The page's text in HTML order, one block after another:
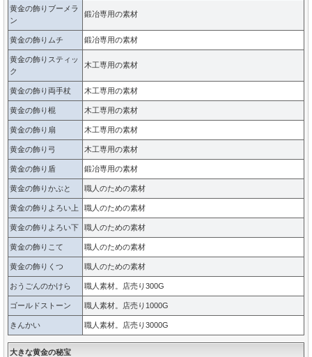
黄金の飾りブーメラ
ン
鍛冶専用の素材
黄金の飾りムチ 鍛冶専用の素材
黄金の飾りスティッ
ク
木工専用の素材
黄金の飾り両手杖 木工専用の素材
黄金の飾り棍 木工専用の素材
黄金の飾り扇 木工専用の素材
黄金の飾り弓 木工専用の素材
黄金の飾り盾 鍛冶専用の素材
黄金の飾りかぶと 職人のための素材
黄金の飾りよろい上 職人のための素材
黄金の飾りよろい下 職人のための素材
黄金の飾りこて 職人のための素材
黄金の飾りくつ 職人のための素材
おうごんのかけら 職人素材。店売り300G
ゴールドストーン 職人素材。店売り1000G
きんかい 職人素材。店売り3000G
大きな黄金の秘宝